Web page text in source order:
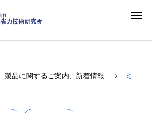
製品に関するご案内 新着情報 ミキサーカートリッジの分解・清掃動画を制作しました